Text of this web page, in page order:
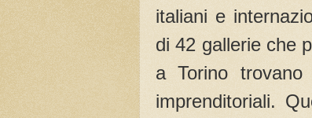
italiani e
di 42 gallerie che
a Torino
imprenditoriali.